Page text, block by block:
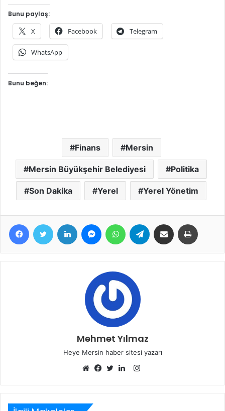
Bunu paylaş:
X Facebook Telegram
WhatsApp
Bunu beğen:
Finans Mersin
Mersin Büyükşehir Belediyesi Politika
Son Dakika Yerel Yerel Yönetim
FacebookTwitter LinkedIn MessengerWhatsAppTelegram E-Posta ile paylaş
Mehmet Yılmaz
Heye Mersin haber sitesi yazarı
sitesi
Instagram